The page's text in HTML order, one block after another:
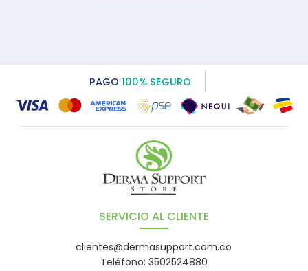
PAGO 100% SEGURO
SERVICIO AL CLIENTE
clientes@dermasupport.com.co
Teléfono: 3502524880